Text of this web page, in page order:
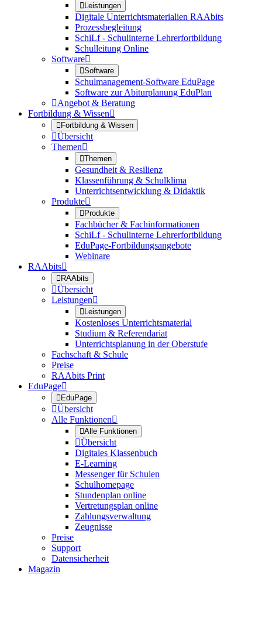
Leistungen
Digitale Unterrichtsmaterialien RAAbits
Prozessbegleitung
SchiLf - Schulinterne Lehrerfortbildung
Schulleitung Online
Software
Software
Schulmanagement-Software EduPage
Software zur Abiturplanung EduPlan
Angebot & Beratung
Fortbildung & Wissen
Fortbildung & Wissen
Übersicht
Themen
Themen
Gesundheit & Resilienz
Klassenführung & Schulklima
Unterrichtsentwicklung & Didaktik
Produkte
Produkte
Fachbücher & Fachinformationen
SchiLf - Schulinterne Lehrerfortbildung
EduPage-Fortbildungsangebote
Webinare
RAAbits
RAAbits
Übersicht
Leistungen
Leistungen
Kostenloses Unterrichtsmaterial
Studium & Referendariat
Unterrichtsplanung in der Oberstufe
Fachschaft & Schule
Preise
RAAbits Print
EduPage
EduPage
Übersicht
Alle Funktionen
Alle Funktionen
Übersicht
Digitales Klassenbuch
E-Learning
Messenger für Schulen
Schulhomepage
Stundenplan online
Vertretungsplan online
Zahlungsverwaltung
Zeugnisse
Preise
Support
Datensicherheit
Magazin